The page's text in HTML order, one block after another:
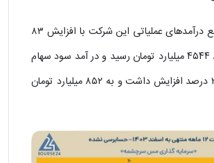
گفتنی است، جمع درآمدهای عملیاتی این شرکت با افزایش ۸۳
درصدی به حدود ۴۵۴۴ میلیارد تومان رسید و در آمد سود سهام
این شرکت نیز ۲۴ درصد افزایش داشت و به ۸۵۲ میلیارد تومان